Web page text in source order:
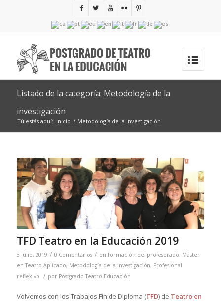
Listado de la categoría: Metodología de la
investigación
Tú estás aquí: Inicio / Metodología de la investigación
TFD Teatro en la Educación 2019
3 julio, 2019 / 0 Comentarios / en Formación del profesorado, Máster
en Teatro Aplicado, Metodología de la investigación, Profesional
reflexivo
/ por Postgrado Teatro Educación
Volvemos con los Trabajos Fin de Diploma (TFD) de Teatro en